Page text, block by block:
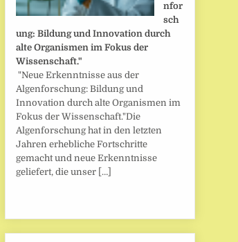
nfor
sch
ung: Bildung und Innovation durch
alte Organismen im Fokus der
Wissenschaft."
"Neue Erkenntnisse aus der
Algenforschung: Bildung und
Innovation durch alte Organismen im
Fokus der Wissenschaft."Die
Algenforschung hat in den letzten
Jahren erhebliche Fortschritte
gemacht und neue Erkenntnisse
geliefert, die unser […]